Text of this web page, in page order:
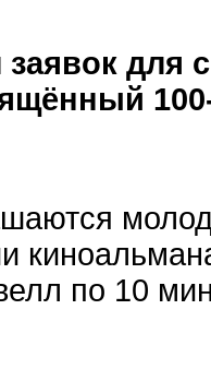
для
по 10